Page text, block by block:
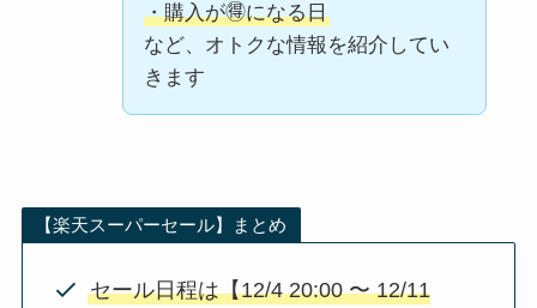
・購入が🉐になる日
など、オトクな情報を紹介してい
きます
【楽天スーパーセール】まとめ
セール日程は【12/4 20:00 〜 12/11